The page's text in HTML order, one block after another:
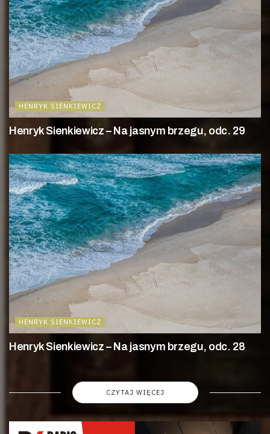
HENRYK SIENKIEWICZ
Henryk Sienkiewicz – Na jasnym brzegu, odc. 29
HENRYK SIENKIEWICZ
Henryk Sienkiewicz – Na jasnym brzegu, odc. 28
CZYTAJ WIĘCEJ